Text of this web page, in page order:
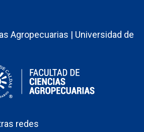
Agropecuarias | Universidad de
redes